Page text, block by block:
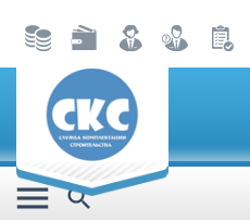
 